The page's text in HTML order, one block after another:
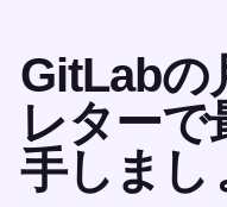
GitLabの
レターで
手しまし